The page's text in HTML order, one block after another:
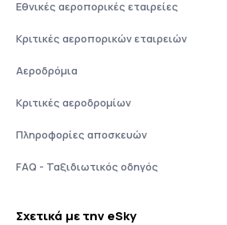
Εθνικές αεροπορικές εταιρείες
Κριτικές αεροπορικών εταιρειών
Αεροδρόμια
Κριτικές αεροδρομίων
Πληροφορίες αποσκευών
FAQ - Ταξιδιωτικός οδηγός
Σχετικά με την eSky